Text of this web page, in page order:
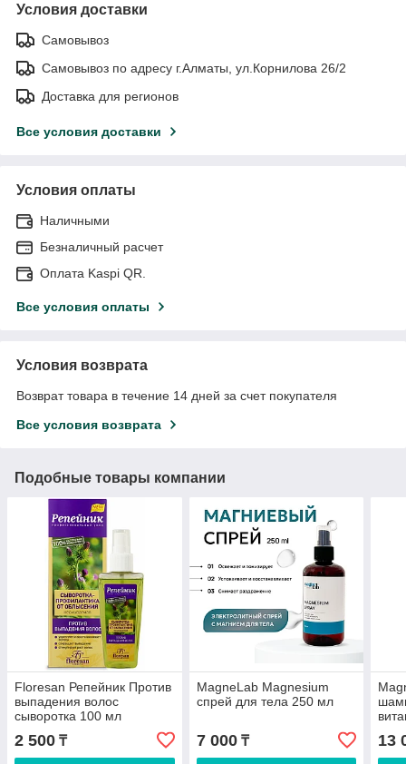
Условия доставки
Самовывоз
Самовывоз по адресу г.Алматы, ул.Корнилова 26/2
Доставка для регионов
Все условия доставки
Условия оплаты
Наличными
Безналичный расчет
Оплата Kaspi QR.
Все условия оплаты
Условия возврата
Возврат товара в течение 14 дней за счет покупателя
Все условия возврата
Подобные товары компании
Floresan Репейник Против
выпадения волос
сыворотка 100 мл
2 500 ₸
MagneLab Magnesium
спрей для тела 250 мл
7 000₸ 13